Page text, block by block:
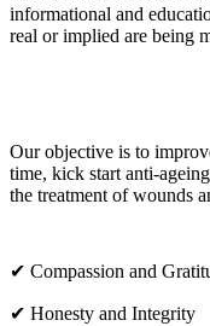
informational and
real or implied are being
Our objective is to
time, kick start anti-
the treatment of wounds
✔ Compassion and
✔ Honesty and Integrity